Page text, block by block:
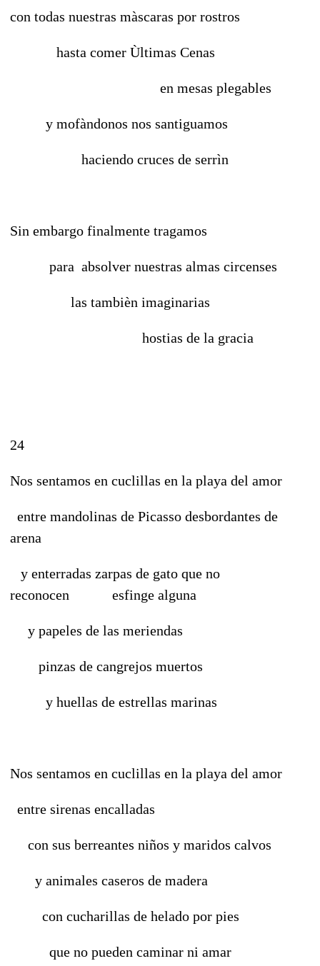
con todas nuestras màscaras por rostros
hasta comer Ùltimas Cenas
en mesas plegables
y mofàndonos nos santiguamos
haciendo cruces de serrìn
Sin embargo finalmente tragamos
para absolver nuestras almas circenses
las tambièn imaginarias
hostias de la gracia
24
Nos sentamos en cuclillas en la playa del amor
entre mandolinas de Picasso desbordantes de
arena
y enterradas zarpas de gato que no
reconocen esfinge alguna
y papeles de las meriendas
pinzas de cangrejos muertos
y huellas de estrellas marinas
Nos sentamos en cuclillas en la playa del amor
entre sirenas encalladas
con sus berreantes niños y maridos calvos
y animales caseros de madera
con cucharillas de helado por pies
que no pueden caminar ni amar